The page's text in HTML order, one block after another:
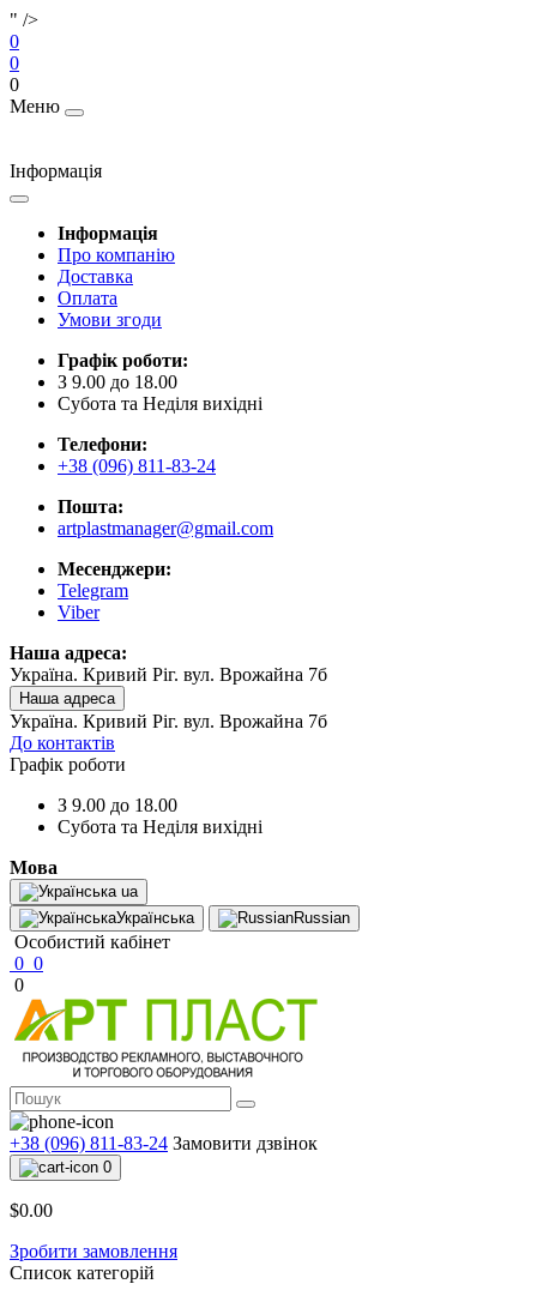
" />
0
0
0
Меню
Інформація
Інформація
Про компанію
Доставка
Оплата
Умови згоди
Графік роботи:
З 9.00 до 18.00
Субота та Неділя вихідні
Телефони:
+38 (096) 811-83-24
Пошта:
artplastmanager@gmail.com
Месенджери:
Telegram
Viber
Наша адреса:
Україна. Кривий Ріг. вул. Врожайна 7б
Наша адреса
Україна. Кривий Ріг. вул. Врожайна 7б
До контактів
Графік роботи
З 9.00 до 18.00
Субота та Неділя вихідні
Мова
ua
Українська
Russian
Особистий кабінет
0 0
0
+38 (096) 811-83-24 Замовити дзвінок
0
$0.00
Зробити замовлення
Список категорій